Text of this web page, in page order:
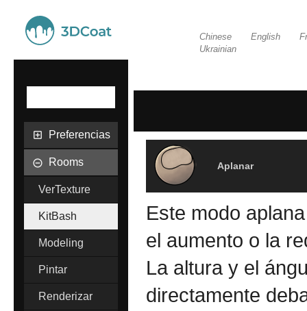
Preferencias
Rooms
VerTexture
KitBash
Modeling
Pintar
Renderizar
Chinese English
Ukrainian
Aplanar
Este modo
el aumento o la
La altura y el
directamente